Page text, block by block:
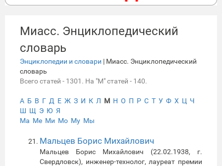
Миасс. Энциклопедический
словарь
Энциклопедии и словари | Миасс. Энциклопедический
словарь
Всего статей - 1301. На "М" статей - 140.
А Б В Г Д Е Ж З И К Л М Н О П Р С Т У Ф Х Ц Ч
Ш Щ Э Ю Я
Ма Ме Ми Мо Му Мы
Мальцев Борис Михайлович
Мальцев Борис Михайлович (22.02.1938, г.
Свердловск), инженер-технолог, лауреат премии